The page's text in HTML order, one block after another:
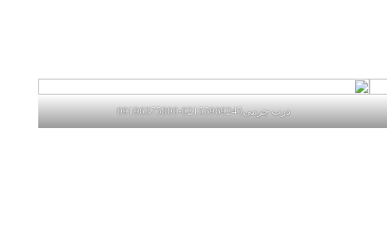
درب چرمی02155969245-09196375800